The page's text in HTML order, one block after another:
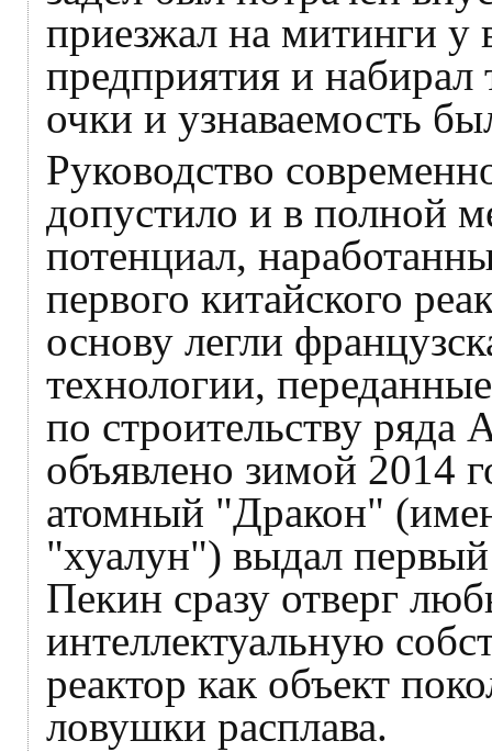
приезжал на митинги у
предприятия и
очки и узнаваемость
Руководство
допустило и в полной
потенциал,
первого китайского
основу легли
технологии,
по строительству
объявлено зимой 2014
атомный "Дракон"
"хуалун") выдал
Пекин сразу отверг
интеллектуальную
реактор как объект
ловушки расплава.